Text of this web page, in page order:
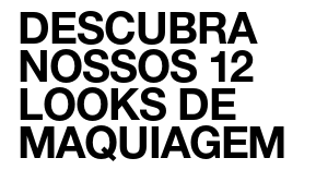
DESCUBRA
NOSSOS 12
LOOKS DE
MAQUIAGEM